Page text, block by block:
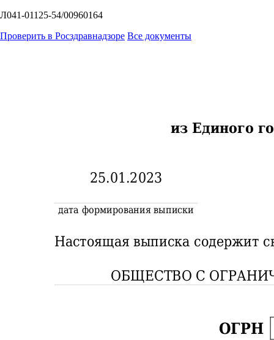
Л041-01125-54/00960164
Проверить в Росздравнадзоре Все документы